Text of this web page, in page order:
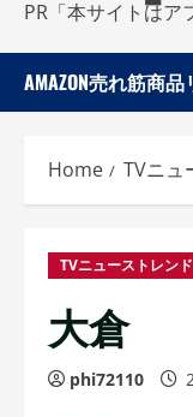
PR「本サイトはア
AMAZON売れ筋商
Home TVニュ
TVニューストレンド
大倉
phi72110